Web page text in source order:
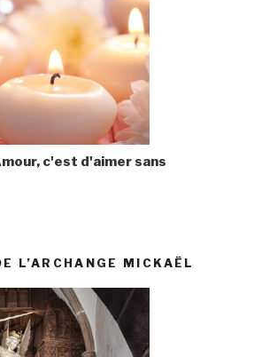
c'est d'aimer sans
L’ARCHANGE MICKAËL